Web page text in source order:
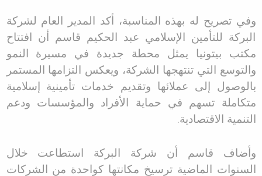
وفي تصريح له بهذه المناسبة، أكد المدير العام لشركة
البركة للتأمين الإسلامي عبد الحكيم قاسم أن افتتاح
مكتب بيتونيا يمثل محطة جديدة في مسيرة النمو
والتوسع التي تنتهجها الشركة، ويعكس التزامها المستمر
بالوصول إلى عملائها وتقديم خدمات تأمينية إسلامية
متكاملة تسهم في حماية الأفراد والمؤسسات ودعم
التنمية الاقتصادية.
وأضاف قاسم أن شركة البركة استطاعت خلال
السنوات الماضية ترسيخ مكانتها كواحدة من الشركات